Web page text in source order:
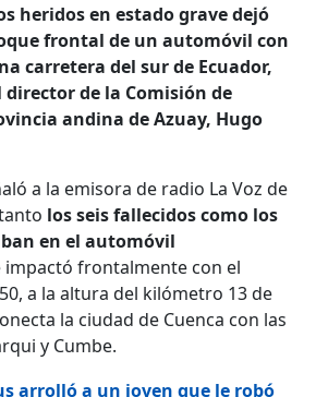
heridos en estado grave dejó
frontal de un automóvil con
carretera del sur de Ecuador,
de la Comisión de
andina de Azuay, Hugo
a la emisora de radio La Voz de
los seis fallecidos como los
en el automóvil
impactó frontalmente con el
a la altura del kilómetro 13 de
la ciudad de Cuenca con las
y Cumbe.
arrolló a un joven que le robó